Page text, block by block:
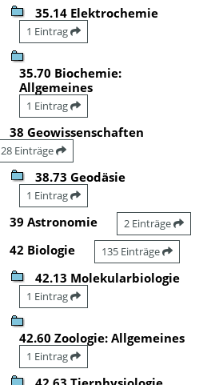
35.14 Elektrochemie
1 Eintrag
35.70 Biochemie:
Allgemeines
1 Eintrag
38 Geowissenschaften
28 Einträge
38.73 Geodäsie
1 Eintrag
39 Astronomie 2 Einträge
42 Biologie 135 Einträge
42.13 Molekularbiologie
1 Eintrag
42.60 Zoologie: Allgemeines
1 Eintrag